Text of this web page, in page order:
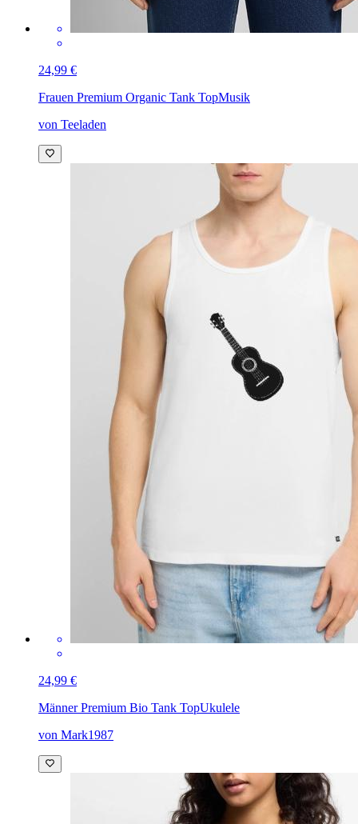
24,99 €
Frauen Premium Organic Tank TopMusik
von Teeladen
24,99 €
Männer Premium Bio Tank TopUkulele
von Mark1987